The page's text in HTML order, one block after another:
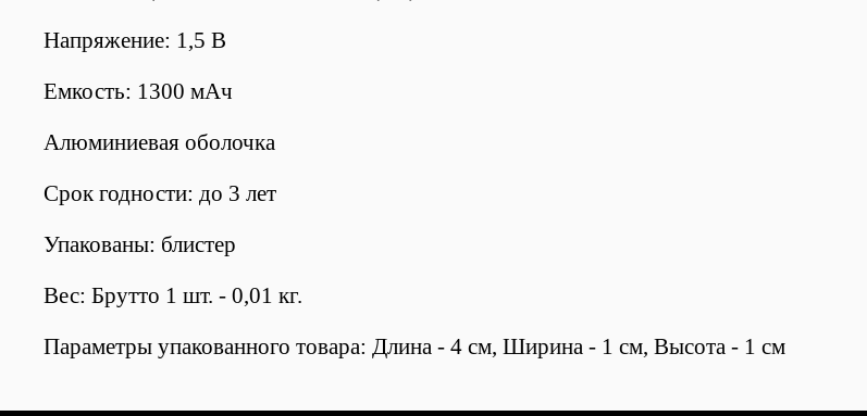
Напряжение: 1,5 В
Емкость: 1300 мАч
Алюминиевая оболочка
Срок годности: до 3 лет
Упакованы: блистер
Вес: Брутто 1 шт. - 0,01 кг.
Параметры упакованного товара: Длина - 4 см, Ширина - 1 см, Высота - 1 см